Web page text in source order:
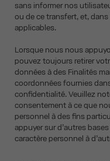
sans informer nos
ou de ce transfert, et,
applicables.
Lorsque nous nous
pouvez toujours retirer
données à des Finalités
coordonnées fournies
confidentialité. Veuillez
consentement à ce que
personnel à des fins
appuyer sur d’autres
caractère personnel à